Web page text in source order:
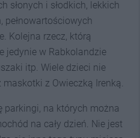
słonych i słodkich, lekkich
pełnowartościowych
Kolejna rzecz, którą
jedynie w Rabkolandzie
itp. Wiele dzieci nie
z Owieczką Irenką.
parkingi, na których można
na cały dzień. Nie jest